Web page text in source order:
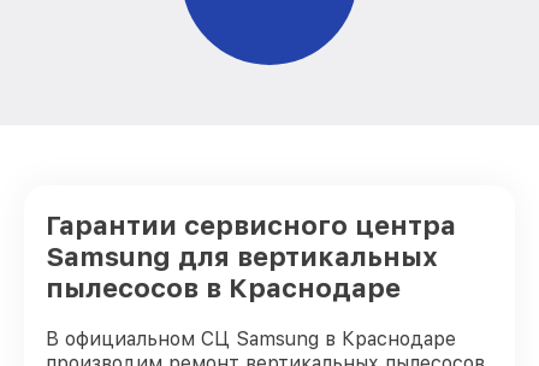
Гарантии сервисного центра
Samsung для вертикальных
пылесосов в Краснодаре
В официальном СЦ Samsung в Краснодаре